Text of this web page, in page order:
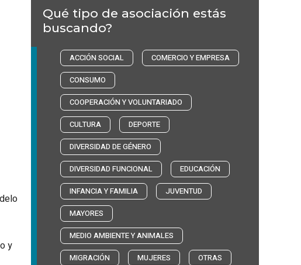
y
Qué tipo de asociación estás
buscando?
ACCIÓN SOCIAL
COMERCIO Y EMPRESA
CONSUMO
COOPERACIÓN Y VOLUNTARIADO
CULTURA
DEPORTE
DIVERSIDAD DE GÉNERO
DIVERSIDAD FUNCIONAL
EDUCACIÓN
INFANCIA Y FAMILIA
JUVENTUD
MAYORES
MEDIO AMBIENTE Y ANIMALES
MIGRACIÓN
MUJERES
OTRAS